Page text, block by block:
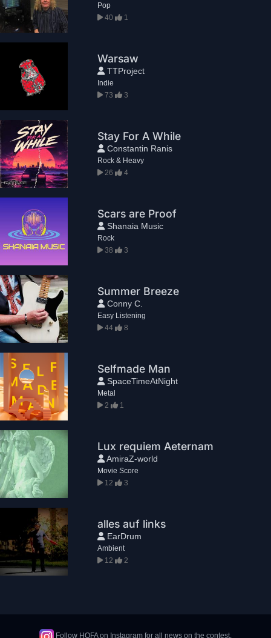
Pop
40
1
Warsaw
TTProject
Indie
73
3
Stay For A While
Constantin Ranis
Rock & Heavy
26
4
Scars are Proof
Shanaia Music
Rock
38
3
Summer Breeze
Conny C.
Easy Listening
44
8
Selfmade Man
SpaceTimeAtNight
Metal
2
1
Lux requiem Aeternam
AmiraZ-world
Movie Score
12
3
alles auf links
EarDrum
Ambient
12
2
Follow HOFA on Instagram for all news on the contest.